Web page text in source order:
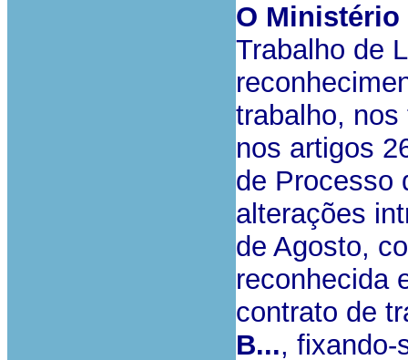
O
Trabalho de
trabalho,
nos artigos
de Processo
alterações
de Agosto,
reconhecida
contrato de
B..., fixando-